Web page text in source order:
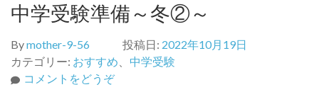
(Enter
押
す)
中学受験準備～冬②～
Bymother-9-56 投稿日: 2022年10月19日
カテゴリー: おすすめ
中学受験
コメントをどうぞ(中